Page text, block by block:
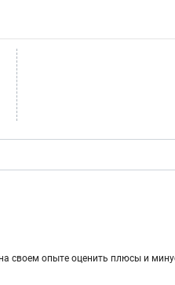
своем опыте оценить плюсы и